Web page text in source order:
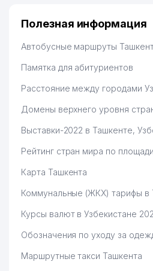
Полезная информация
Автобусные маршруты
Памятка для абитуриентов
Расстояние между городами
Домены верхнего уровня
Выставки-2022 в Ташкенте,
Рейтинг стран мира по
Карта Ташкента
Коммунальные (ЖКХ) тарифы в
Курсы валют в Узбекистане
Обозначения по уходу за
Маршрутные такси Ташкента